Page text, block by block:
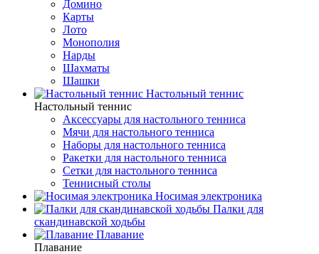
Домино
Карты
Лото
Монополия
Нарды
Шахматы
Шашки
Настольный теннис
Настольный теннис
Аксессуары для настольного тенниса
Мячи для настольного тенниса
Наборы для настольного тенниса
Ракетки для настольного тенниса
Сетки для настольного тенниса
Теннисный столы
Носимая электроника
Палки для
скандинавской ходьбы
Плавание
Плавание